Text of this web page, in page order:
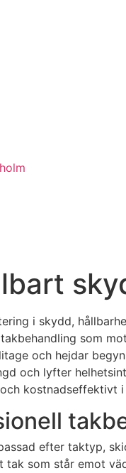
i skydd,
som
och hejdar
och lyfter
kostnadseffektivt i
efter taktyp,
som står emot